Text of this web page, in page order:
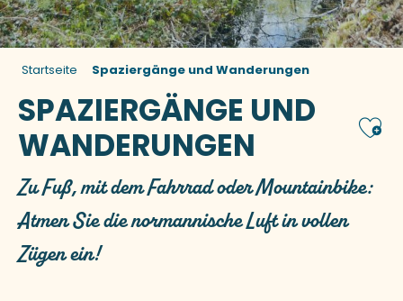
Startseite Spaziergänge und Wanderungen
SPAZIERGÄNGE UND
WANDERUNGEN
Zu Fuß, mit dem Fahrrad oder Mountainbike:
Atmen Sie die normannische Luft in vollen
Zügen ein!